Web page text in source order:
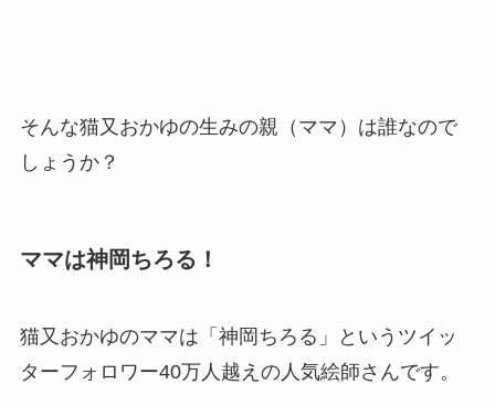
そんな猫又おかゆの生みの親（ママ）は誰なので
しょうか？
ママは神岡ちろる！
猫又おかゆのママは「神岡ちろる」というツイッ
ターフォロワー40万人越えの人気絵師さんです。